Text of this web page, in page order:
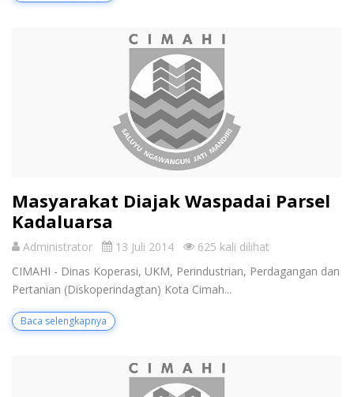
Masyarakat Diajak Waspadai Parsel
Kadaluarsa
Administrator 13 Juli 2014
625 kali dilihat
CIMAHI - Dinas Koperasi, UKM, Perindustrian, Perdagangan dan
Pertanian (Diskoperindagtan) Kota Cimah...
Baca selengkapnya